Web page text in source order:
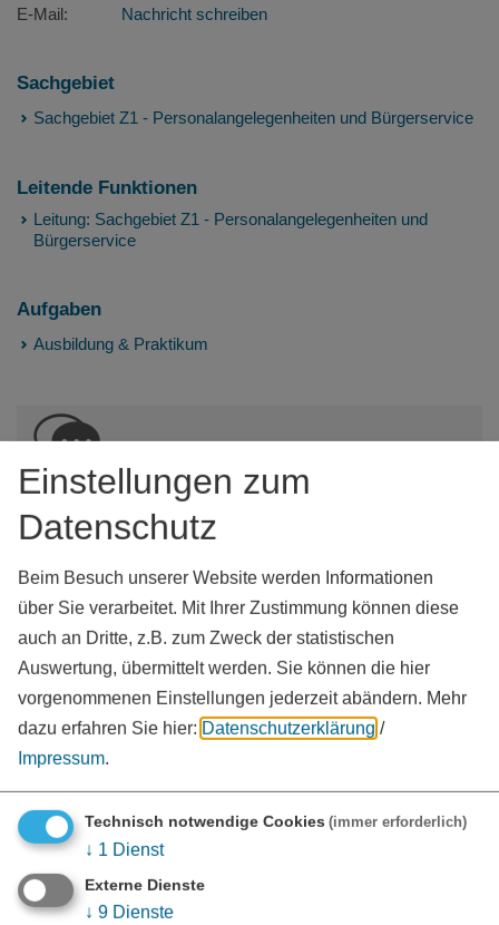
E-Mail:
Nachricht schreiben
Sachgebiet
Sachgebiet Z1 - Personalangelegenheiten und Bürgerservice
Leitende Funktionen
Leitung: Sachgebiet Z1 - Personalangelegenheiten und
Bürgerservice
Aufgaben
Ausbildung & Praktikum
Kontakt
Landratsamt Weißenburg-Gunzenhausen
91781 Weißenburg i. Bay.
Tel.:
09141 902-0
www.landkreis-wug.de
vCard
GPS:
49°1'45.12''N 10°58'9.19''E
Einstellungen zum
Datenschutz
Beim Besuch unserer Website werden Informationen
über Sie verarbeitet. Mit Ihrer Zustimmung können diese
auch an Dritte, z.B. zum Zweck der statistischen
Auswertung, übermittelt werden. Sie können die hier
vorgenommenen Einstellungen jederzeit abändern. Mehr
dazu erfahren Sie hier: Datenschutzerklärung /
Impressum.
Technisch notwendige Cookies (immer erforderlich)
↓ 1 Dienst
Externe Dienste
↓ 9 Dienste